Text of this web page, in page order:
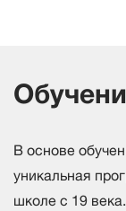
В основе
уникальная
школе с 19 века.